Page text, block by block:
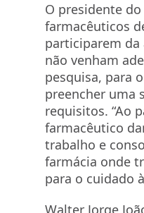
O presidente do
farmacêuticos
participarem da
não venham
pesquisa, para
preencher uma
requisitos. “Ao
farmacêutico
trabalho e
farmácia onde
para o cuidado
Walter Jorge